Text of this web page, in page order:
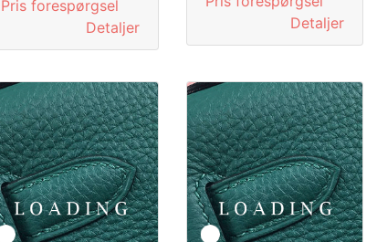
Pris forespørgsel
Detaljer
Detaljer